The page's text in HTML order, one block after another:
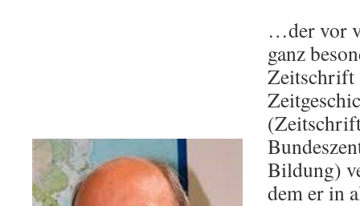
…der vor
ganz
Zeitschrift
Bildung)
dem er in